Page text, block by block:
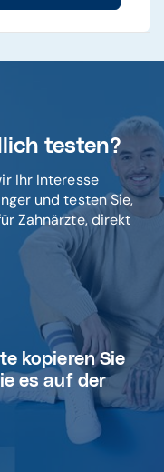
testen?
Ihr Interesse
und testen Sie,
Zahnärzte, direkt
kopieren Sie
es auf der